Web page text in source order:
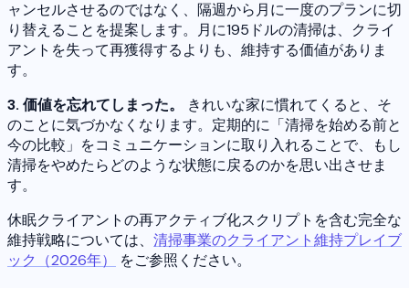
ャンセルさせるのではなく、隔週から月に一度のプランに切
り替えることを提案します。月に195ドルの清掃は、クライ
アントを失って再獲得するよりも、維持する価値がありま
す。
3. 価値を忘れてしまった。
きれいな家に慣れてくると、そ
のことに気づかなくなります。定期的に「清掃を始める前と
今の比較」をコミュニケーションに取り入れることで、もし
清掃をやめたらどのような状態に戻るのかを思い出させま
す。
休眠クライアントの再アクティブ化スクリプトを含む完全な
維持戦略については、 清掃事業のクライアント維持プレイブ
ック（2026年）
をご参照ください。